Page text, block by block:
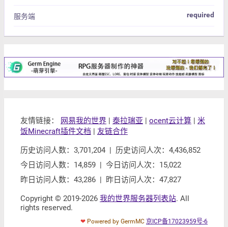
服务端 required
友情链接： 网易我的世界 | 泰拉瑞亚 | ocent云计算 | 米
饭Minecraft插件文档 | 友链合作
历史访问人数：3,701,204 | 历史访问人次：4,436,852
今日访问人数：14,859 | 今日访问人次：15,022
昨日访问人数：43,286 | 昨日访问人次：47,827
Copyright © 2019-2026 我的世界服务器列表站. All
rights reserved.
❤ Powered by GermMC 京ICP备17023959号-6